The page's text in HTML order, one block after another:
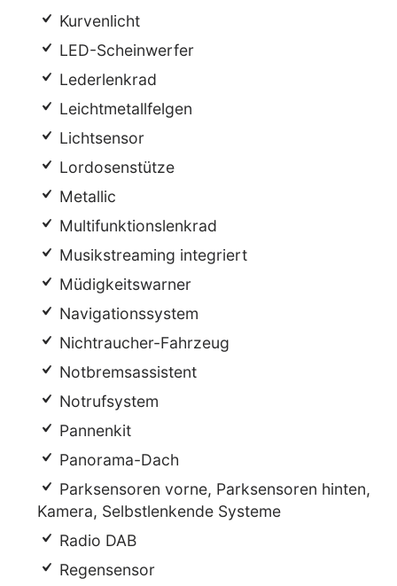
Kurvenlicht
LED-Scheinwerfer
Lederlenkrad
Leichtmetallfelgen
Lichtsensor
Lordosenstütze
Metallic
Multifunktionslenkrad
Musikstreaming integriert
Müdigkeitswarner
Navigationssystem
Nichtraucher-Fahrzeug
Notbremsassistent
Notrufsystem
Pannenkit
Panorama-Dach
Parksensoren vorne, Parksensoren hinten,
Kamera, Selbstlenkende Systeme
Radio DAB
Regensensor